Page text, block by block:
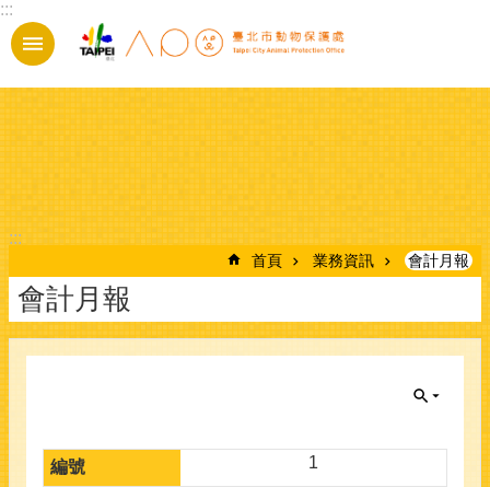
跳到主要內容區塊
:::
:::
首頁 業務資訊 會計月報
會計月報
1